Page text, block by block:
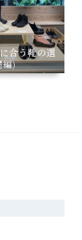
合う靴の選
編)